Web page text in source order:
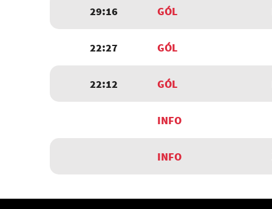
29:16 GÓL
22:27 GÓL
22:12 GÓL
INFO
INFO